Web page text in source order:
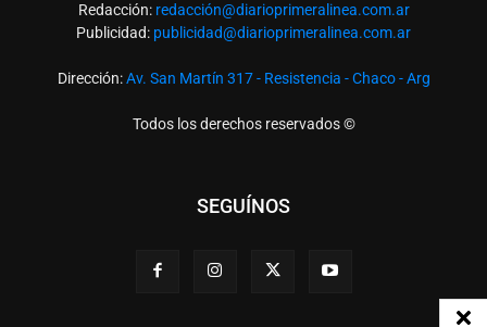
Redacción: redacción@diarioprimeralinea.com.ar
Publicidad: publicidad@diarioprimeralinea.com.ar
Dirección:Av. San Martín 317 - Resistencia - Chaco - Arg
Todos los derechos reservados ©
SEGUÍNOS